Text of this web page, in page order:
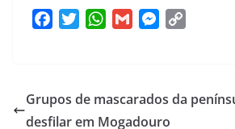
b
o
t
e
W
s
A
l
M
e
n
L
Grupos de mascarados da
desfilar em Mogadouro